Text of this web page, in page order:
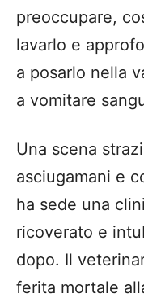
preoccupare,
lavarlo e
a posarlo nella
a vomitare
Una scena
asciugamani e
ha sede una
ricoverato e
dopo. Il
ferita mortale